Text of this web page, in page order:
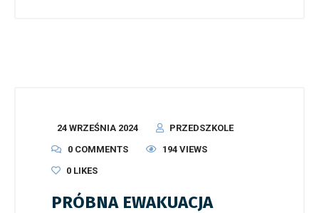
24 WRZEŚNIA 2024
PRZEDSZKOLE
0 COMMENTS
194 VIEWS
0 LIKES
PRÓBNA EWAKUACJA